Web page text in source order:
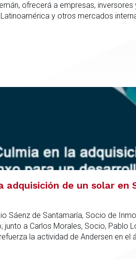
ofrecerá a empresas,
y otros mercados
adquisición de un solar
Sáenz de Santamaría, Socio de
a Carlos Morales, Socio, Pablo
la actividad de Andersen en